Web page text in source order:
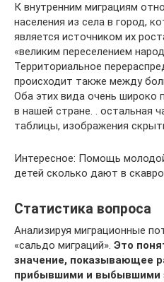
К внутренним миграциям
населения из села в город,
является источником их
«великим переселением
Территориальное
происходит также между
Оба этих вида очень широко
в нашей стране. . остальная
таблицы, изображения
Интересное: Помощь
детей сколько дают в
Статистика вопроса
Анализируя миграционные
«сальдо миграций». Это
значение, показывающее
прибывшими и выбывшими